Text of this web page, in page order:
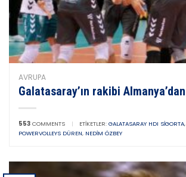
AVRUPA
Galatasaray’ın rakibi Almanya’dan
553 COMMENTS | ETIKETLER: GALATASARAY HDI SIGORTA,
POWERVOLLEYS DÜREN, NEDIM ÖZBEY